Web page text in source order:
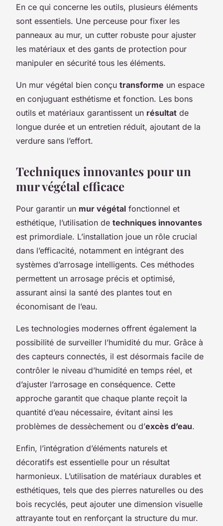
En ce qui concerne les outils, plusieurs éléments
sont essentiels. Une perceuse pour fixer les
panneaux au mur, un cutter robuste pour ajuster
les matériaux et des gants de protection pour
manipuler en sécurité tous les éléments.
Un mur végétal bien conçu transforme un espace
en conjuguant esthétisme et fonction. Les bons
outils et matériaux garantissent un résultat de
longue durée et un entretien réduit, ajoutant de la
verdure sans l’effort.
Techniques innovantes pour un
mur végétal efficace
Pour garantir un mur végétal fonctionnel et
esthétique, l’utilisation de techniques innovantes
est primordiale. L’installation joue un rôle crucial
dans l’efficacité, notamment en intégrant des
systèmes d’arrosage intelligents. Ces méthodes
permettent un arrosage précis et optimisé,
assurant ainsi la santé des plantes tout en
économisant de l’eau.
Les technologies modernes offrent également la
possibilité de surveiller l’humidité du mur. Grâce à
des capteurs connectés, il est désormais facile de
contrôler le niveau d’humidité en temps réel, et
d’ajuster l’arrosage en conséquence. Cette
approche garantit que chaque plante reçoit la
quantité d’eau nécessaire, évitant ainsi les
problèmes de dessèchement ou d’excès d’eau.
Enfin, l’intégration d’éléments naturels et
décoratifs est essentielle pour un résultat
harmonieux. L’utilisation de matériaux durables et
esthétiques, tels que des pierres naturelles ou des
bois recyclés, peut ajouter une dimension visuelle
attrayante tout en renforçant la structure du mur.